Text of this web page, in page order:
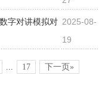
字对讲模拟对 2025-08-
19
17 下一页»